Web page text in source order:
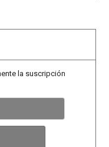
la suscripción